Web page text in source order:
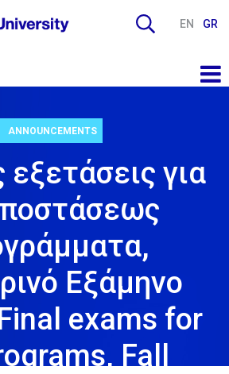
EN GR
ANNOUNCEMENTS
εξετάσεις για
Εξάμηνο
exams for
Fall